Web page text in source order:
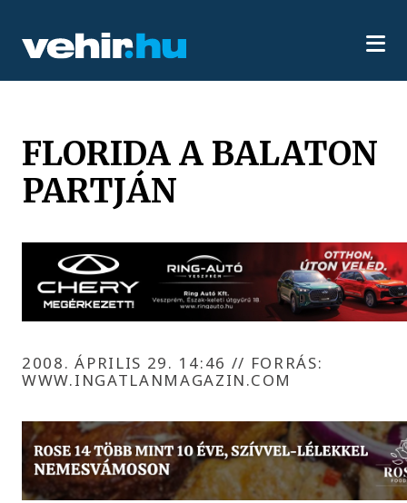
FLORIDA A BALATON
PARTJÁN
2008. ÁPRILIS 29. 14:46 // FORRÁS:
WWW.INGATLANMAGAZIN.COM